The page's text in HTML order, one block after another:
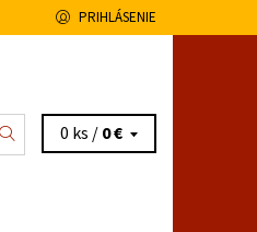
PRIHLÁSENIE
0 ks /0 €